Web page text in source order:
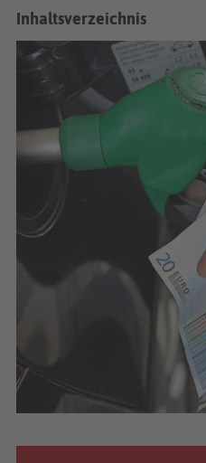
Inhaltsverzeichnis